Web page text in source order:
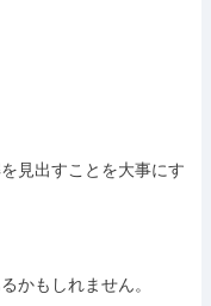
見出すことを大事にす
かもしれません。